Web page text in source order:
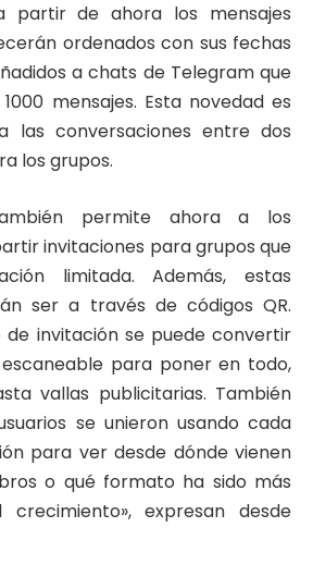
partir de ahora los mensajes
ordenados con sus fechas
a chats de Telegram que
mensajes. Esta novedad es
las conversaciones entre dos
los grupos.
permite ahora a los
invitaciones para grupos que
limitada. Además, estas
ser a través de códigos QR.
de invitación se puede convertir
para poner en todo,
vallas publicitarias. También
se unieron usando cada
para ver desde dónde vienen
o qué formato ha sido más
expresan desde